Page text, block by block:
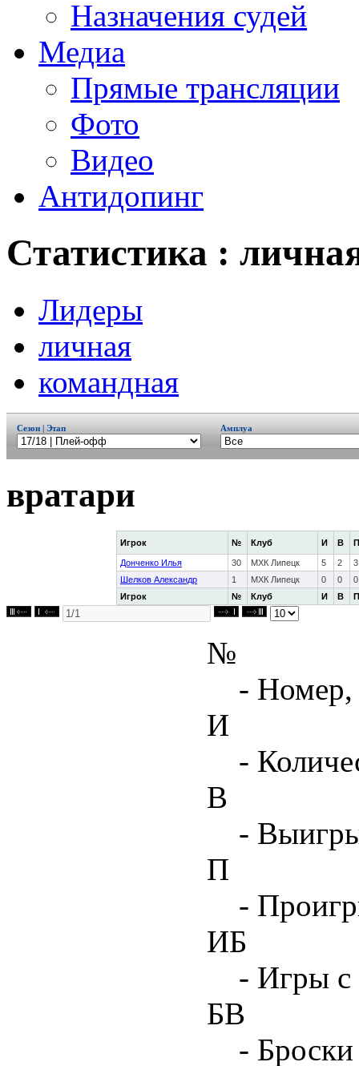
Назначения судей
Медиа
Прямые трансляции
Фото
Видео
Антидопинг
Статистика :
Лидеры
личная
командная
Сезон | Этап Амплуа
вратари
Игрок № Клуб И В П
Игрок № Клуб И В П
Донченко Илья 30 МХК Липецк 5 2
3
Шелков Александр
1 МХК Липецк 0 0 0
№
- Номер,
И
-
В
-
П
-
ИБ
- Игры с
БВ
-